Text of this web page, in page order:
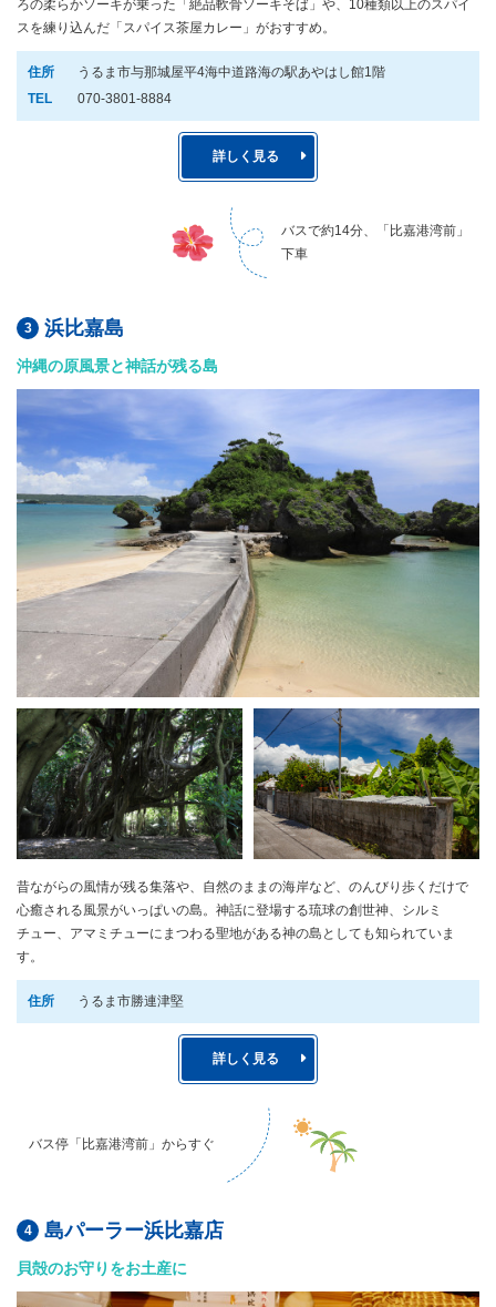
ろの柔らかソーキが乗った「絶品軟骨ソーキそば」や、10種類以上のスパイ
スを練り込んだ「スパイス茶屋カレー」がおすすめ。
住所
うるま市与那城屋平4海中道路海の駅あやはし館1階
TEL
070-3801-8884
詳しく見る
バスで約14分、「比嘉港湾前」
下車
浜比嘉島
沖縄の原風景と神話が残る島
昔ながらの風情が残る集落や、自然のままの海岸など、のんびり歩くだけで
心癒される風景がいっぱいの島。神話に登場する琉球の創世神、シルミ
チュー、アマミチューにまつわる聖地がある神の島としても知られていま
す。
住所 うるま市勝連津堅
詳しく見る
バス停「比嘉港湾前」からすぐ
島パーラー浜比嘉店
貝殻のお守りをお土産に